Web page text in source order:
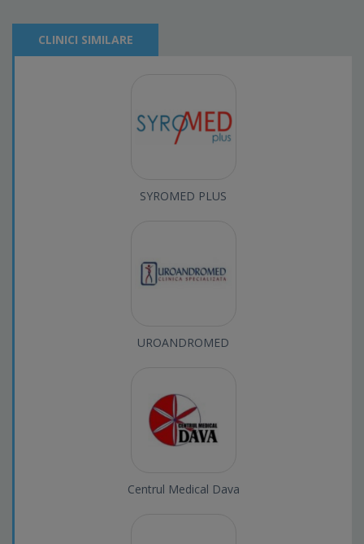
CLINICI SIMILARE
SYROMED PLUS
UROANDROMED
Centrul Medical Dava